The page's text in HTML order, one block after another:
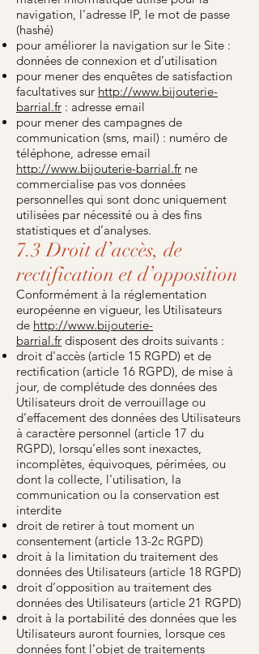
navigation, l’adresse IP, le mot de passe
(hashé)
pour améliorer la navigation sur le Site :
données de connexion et d’utilisation
pour mener des enquêtes de satisfaction
facultatives sur http://www.bijouterie-
barrial.fr : adresse email
pour mener des campagnes de
communication (sms, mail) : numéro de
téléphone, adresse email
http://www.bijouterie-barrial.fr ne
commercialise pas vos données
personnelles qui sont donc uniquement
utilisées par nécessité ou à des fins
statistiques et d’analyses.
7.3 Droit d’accès, de
rectification et d’opposition
Conformément à la réglementation
européenne en vigueur, les Utilisateurs
de http://www.bijouterie-
barrial.fr disposent des droits suivants :
droit d'accès (article 15 RGPD) et de
rectification (article 16 RGPD), de mise à
jour, de complétude des données des
Utilisateurs droit de verrouillage ou
d’effacement des données des Utilisateurs
à caractère personnel (article 17 du
RGPD), lorsqu’elles sont inexactes,
incomplètes, équivoques, périmées, ou
dont la collecte, l'utilisation, la
communication ou la conservation est
interdite
droit de retirer à tout moment un
consentement (article 13-2c RGPD)
droit à la limitation du traitement des
données des Utilisateurs (article 18 RGPD)
droit d’opposition au traitement des
données des Utilisateurs (article 21 RGPD)
droit à la portabilité des données que les
Utilisateurs auront fournies, lorsque ces
données font l’objet de traitements